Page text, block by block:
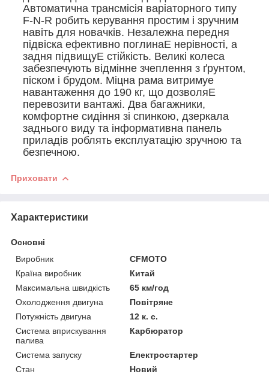
Автоматична трансмісія варіаторного типу
F-N-R робить керування простим і зручним
навіть для новачків. Незалежна передня
підвіска ефективно поглинаЕ нерівності, а
задня підвищуЕ стійкість. Великі колеса
забезпечують відмінне зчеплення з ґрунтом,
піском і брудом. Міцна рама витримуе
навантаження до 190 кг, що дозволяЕ
перевозити вантажі. Два багажники,
комфортне сидіння зі спинкою, дзеркала
заднього виду та інформативна панель
приладів роблять експлуатацію зручною та
безпечною.
Приховати
Характеристики
Основні
Виробник
CFMOTO
Країна виробник
Китай
Максимальна швидкість
65 км/год
Охолодження двигуна
Повітряне
Потужність двигуна
12 к. с.
Система вприскування
палива
Карбюратор
Система запуску
Електростартер
Стан
Новий